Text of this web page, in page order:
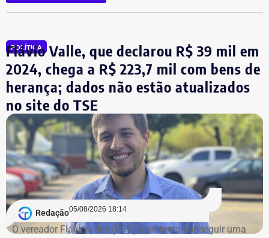
A tenente-coronel da Polícia Militar Erigreyce Monteiro
em bens, relativos a um apartamento.
Bens declarados por André Marinho (Novo) à Justiça Eleitoral — Foto:
Reprodução/Divulgacand
POLÍTICA
Flávio Valle, que declarou R$ 39 mil em
2024, chega a R$ 223,7 mil com bens de
herança; dados não estão atualizados
no site do TSE
Redação05/08/2026 18:14
O vereador Flávio Valle (PSD), que tenta conseguir uma